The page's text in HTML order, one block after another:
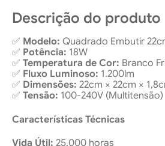
Descrição do produto
✅ Modelo: Quadrado Embutir
✅ Potência: 18W
✅ Temperatura de Cor: Branco
✅ Fluxo Luminoso: 1.200lm
✅ Dimensões: 22cm × 22cm ×
✅ Tensão: 100-240V (Multitensão)
Características Técnicas
Vida Útil: 25.000 horas